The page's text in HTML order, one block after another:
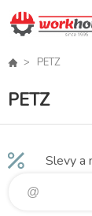
PETZ
PETZ
Slevy a